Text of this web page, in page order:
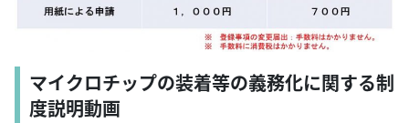
マイクロチップの装着等の義務化に関する制
度説明動画